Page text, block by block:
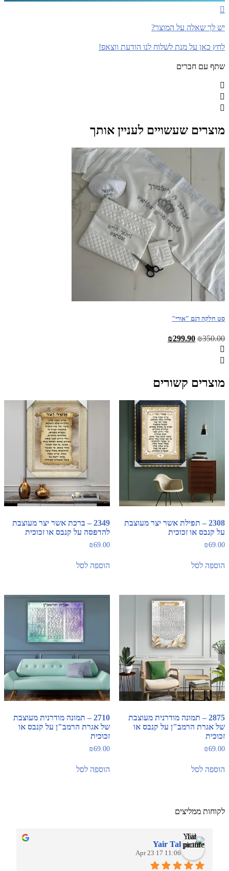
יש לך שאלה על המוצר?
לחץ כאן על מנת לשלוח לנו הודעת ווצאפ!
שתף עם חברים
מוצרים שעשויים לעניין אותך
סט חלקה דגם "אורי"
₪350.00
המחיר ₪299.90
מוצרים קשורים
2308 – תפילת אשר יצר מעוצבת
על קנבס או זכוכית
₪69.00
הוספה לסל
2349 – ברכת אשר יצר מעוצבת
להדפסה על קנבס או זכוכית
₪69.00
הוספה לסל
2875 – תמונה מודרנית מעוצבת
של אגרת הרמב"ן על קנבס או
זכוכית
₪69.00
הוספה לסל
2710 – תמונה מודרנית מעוצבת
של אגרת הרמב"ן על קנבס או
זכוכית
₪69.00
הוספה לסל
לקוחות ממליצים
Yair Tal
11:06 17 Apr 23